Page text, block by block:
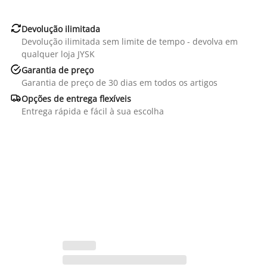
Devolução ilimitada
Devolução ilimitada sem limite de tempo - devolva em
qualquer loja JYSK
Garantia de preço
Garantia de preço de 30 dias em todos os artigos
Opções de entrega flexíveis
Entrega rápida e fácil à sua escolha